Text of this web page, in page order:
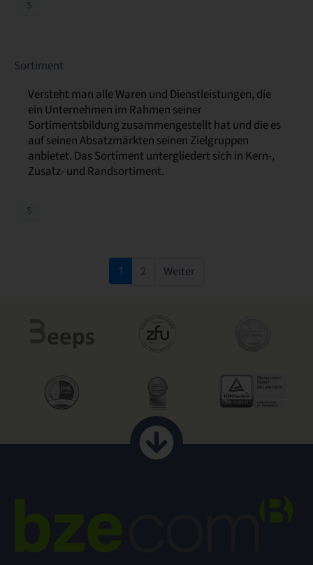
S
Sortiment
Versteht man alle Waren und Dienstleistungen, die
ein Unternehmen im Rahmen seiner
Sortimentsbildung zusammengestellt hat und die es
auf seinen Absatzmärkten seinen Zielgruppen
anbietet. Das Sortiment untergliedert sich in Kern-,
Zusatz- und Randsortiment.
S
1 2 Weiter